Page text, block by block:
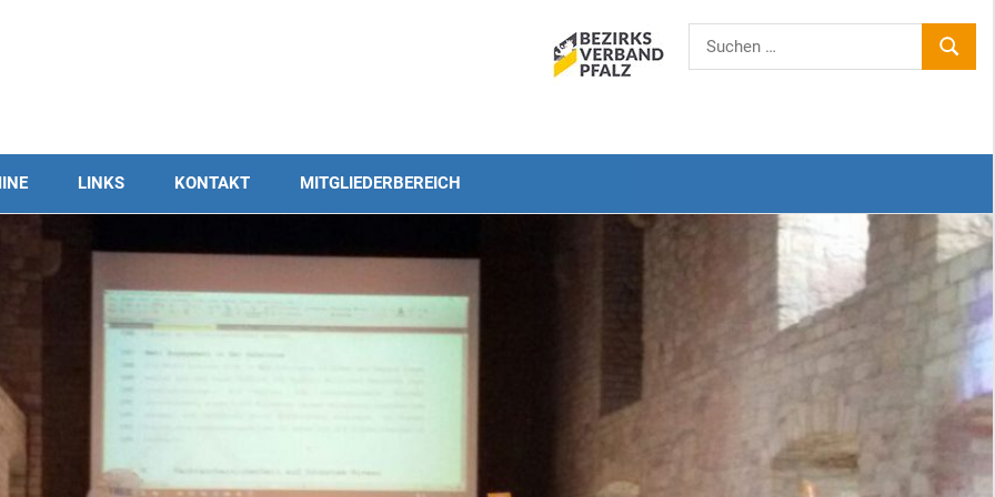
Suchen
nach:
LINKS KONTAKT MITGLIEDERBEREICH